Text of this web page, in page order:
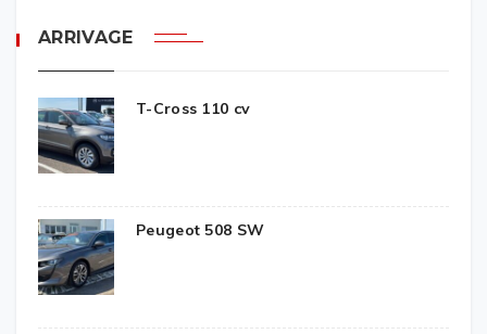
ARRIVAGE
T-Cross 110 cv
Peugeot 508 SW